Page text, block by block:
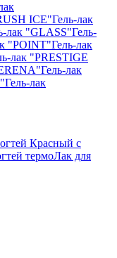
ICE"Гель-лак
лак "GLASS"Гель-
"POINT"Гель-лак
лак "PRESTIGE
Гель-лак
Гель-лак
Красный с
термоЛак для